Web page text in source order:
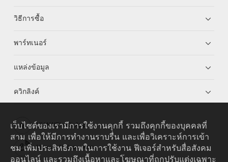
วิธีการซื้อ
พาร์ทเนอร์
แหล่งข้อมูล
ควิกลิงค์
HUAWEI eKit App
Huawei HiKnow App
เว็บไซต์ของเรามีการใช้งานคุกกี้ รวมถึงคุกกี้ของบุคคลที่
สาม เพื่อให้มีการทำงานราบรื่น และเพื่อวิเคราะห์การเข้า
ชม เพิ่มประสิทธิภาพในการใช้งาน ฟีเจอร์สำหรับสื่อสังคม
ออนไลน์ และรวมถึงเนื้อหาและโฆษณาที่ถูกปรับแต่งเฉพาะ